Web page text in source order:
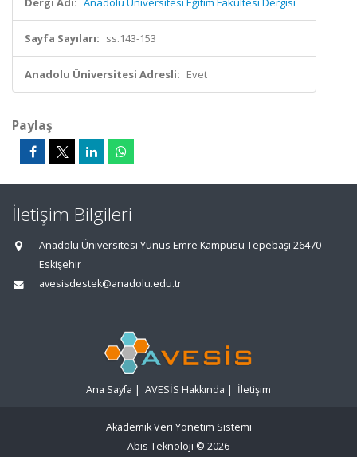
Sayfa Sayıları: ss.143-153
Anadolu Üniversitesi Adresli: Evet
Paylaş
İletişim Bilgileri
Anadolu Üniversitesi Yunus Emre Kampüsü Tepebaşı 26470
Eskişehir
avesisdestek@anadolu.edu.tr
Ana Sayfa | AVESİS Hakkında | İletişim
Akademik Veri Yönetim Sistemi
Abis Teknoloji © 2026